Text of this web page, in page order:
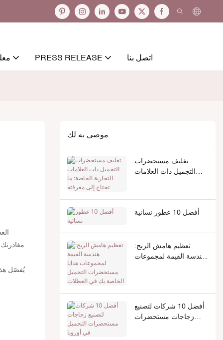
PRESS RELEASE اتصل بنا
يُفصّل
موصى به لك
تغليف مستحضرات
التجميل ذات العلامات
أفضل 10 عطور نسائية
تعظيم هامش الربح:
هندسة القيمة لمجموعات
أفضل 10 شركات لتصنيع
زجاجات مستحضرات